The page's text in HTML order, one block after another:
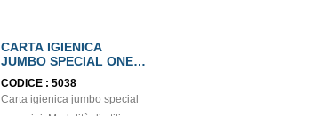
CARTA IGIENICA
JUMBO SPECIAL ONE
MINI
CODICE : 5038
Carta igienica jumbo special